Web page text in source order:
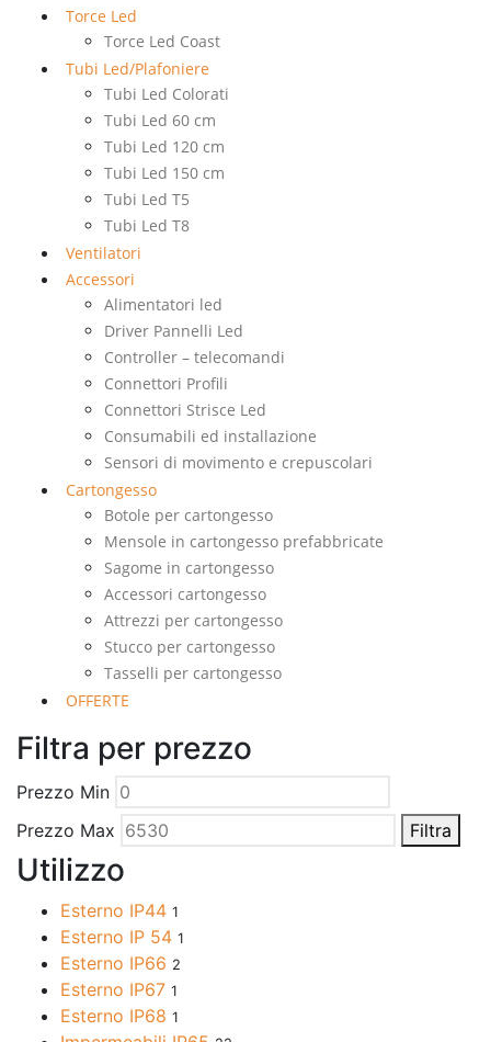
Torce Led
Torce Led Coast
Tubi Led/Plafoniere
Tubi Led Colorati
Tubi Led 60 cm
Tubi Led 120 cm
Tubi Led 150 cm
Tubi Led T5
Tubi Led T8
Ventilatori
Accessori
Alimentatori led
Driver Pannelli Led
Controller – telecomandi
Connettori Profili
Connettori Strisce Led
Consumabili ed installazione
Sensori di movimento e crepuscolari
Cartongesso
Botole per cartongesso
Mensole in cartongesso prefabbricate
Sagome in cartongesso
Accessori cartongesso
Attrezzi per cartongesso
Stucco per cartongesso
Tasselli per cartongesso
OFFERTE
Filtra per prezzo
Prezzo Min
Prezzo Max
Filtra
Utilizzo
Esterno IP44 1
Esterno IP 54 1
Esterno IP66 2
Esterno IP67 1
Esterno IP68 1